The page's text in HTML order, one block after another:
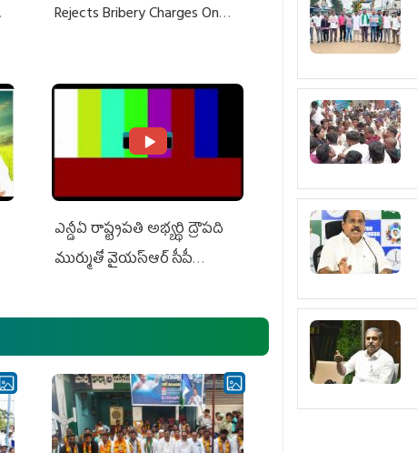
Rejects Bribery Charges On
ఎన్డీఏ రాష్ట్ర‌ప‌తి అభ్య‌ర్థి ద్రౌప‌ది
ముర్ముతో వైయ‌స్ఆర్ సీపీ
ఎమ్మెల్యేలు, ఎంపీల స‌మావేశం